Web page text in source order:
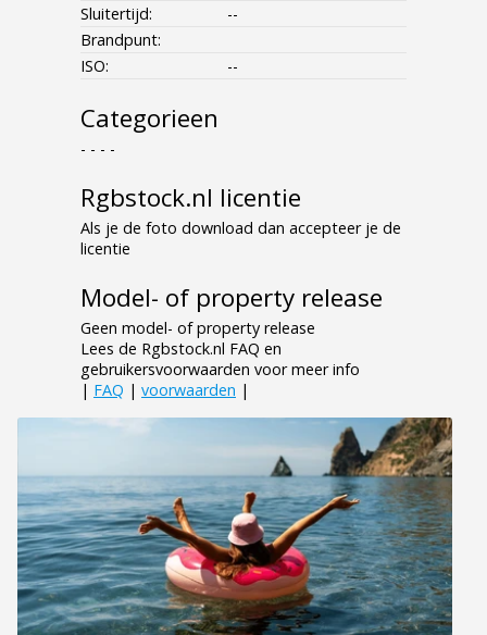
Sluitertijd:
--
Brandpunt:
ISO:
--
Categorieen
- - - -
Rgbstock.nl licentie
Als je de foto download dan accepteer je de
licentie
Model- of property release
Geen model- of property release
Lees de Rgbstock.nl FAQ en
gebruikersvoorwaarden voor meer info
| FAQ | voorwaarden |